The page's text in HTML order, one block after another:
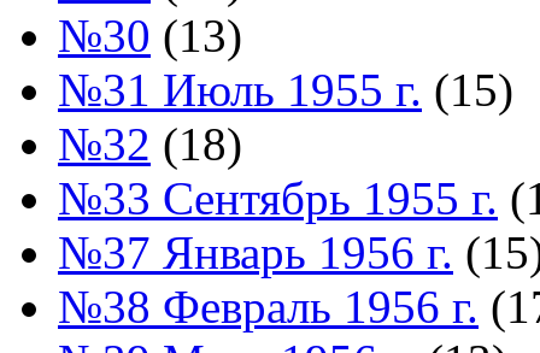
№30 (13)
№31 Июль 1955 г. (15)
№32 (18)
№33 Сентябрь 1955 г.
№37 Январь 1956 г.
№38 Февраль 1956 г.